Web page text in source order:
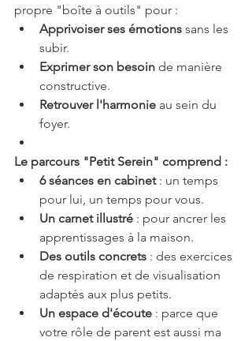
propre "boîte à outils" pour :
Apprivoiser ses émotions sans les
subir.
Exprimer son besoin de manière
constructive.
Retrouver l'harmonie au sein du
foyer.
Le parcours "Petit Serein" comprend :
6 séances en cabinet : un temps
pour lui, un temps pour vous.
Un carnet illustré : pour ancrer les
apprentissages à la maison.
Des outils concrets : des exercices
de respiration et de visualisation
adaptés aux plus petits.
Un espace d'écoute : parce que
votre rôle de parent est aussi ma